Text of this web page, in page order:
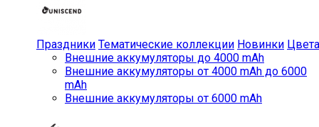
Праздники Тематические коллекции Новинки Цвета
Внешние аккумуляторы до 4000 mAh
Внешние аккумуляторы от 4000 mAh до 6000
mAh
Внешние аккумуляторы от 6000 mAh